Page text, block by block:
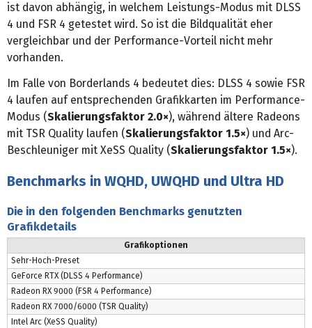
ist davon abhängig, in welchem Leistungs-Modus mit DLSS
4 und FSR 4 getestet wird. So ist die Bildqualität eher
vergleichbar und der Performance-Vorteil nicht mehr
vorhanden.
Im Falle von Borderlands 4 bedeutet dies: DLSS 4 sowie FSR
4 laufen auf entsprechenden Grafikkarten im Performance-
Modus (Skalierungsfaktor 2.0×), während ältere Radeons
mit TSR Quality laufen (Skalierungsfaktor 1.5×) und Arc-
Beschleuniger mit XeSS Quality (Skalierungsfaktor 1.5×).
Benchmarks in WQHD, UWQHD und Ultra HD
Die in den folgenden Benchmarks genutzten
Grafikdetails
Grafikoptionen
Sehr-Hoch-Preset
GeForce RTX (DLSS 4 Performance)
Radeon RX 9000 (FSR 4 Performance)
Radeon RX 7000/6000 (TSR Quality)
Intel Arc (XeSS Quality)